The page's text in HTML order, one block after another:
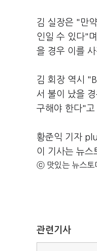
김 실장은 "만
인일 수 있다"
을 경우 이를
김 회장 역시
서 불이 났을
구해야 한다"고
황준익 기자
이 기사는 뉴스
ⓒ 맛있는 뉴스토
관련기사